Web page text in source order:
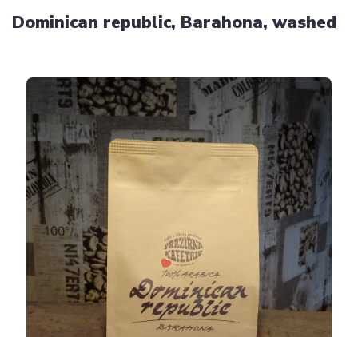
Dominican republic, Barahona, washed